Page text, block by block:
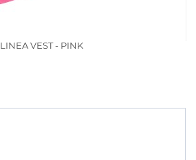
LINEA VEST - PINK